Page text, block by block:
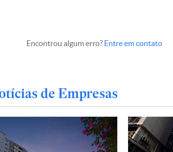
Encontrou algum erro? Entre em contato
de Empresas